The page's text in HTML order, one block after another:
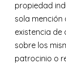
propiedad
sola mención
existencia de
sobre los
patrocinio o